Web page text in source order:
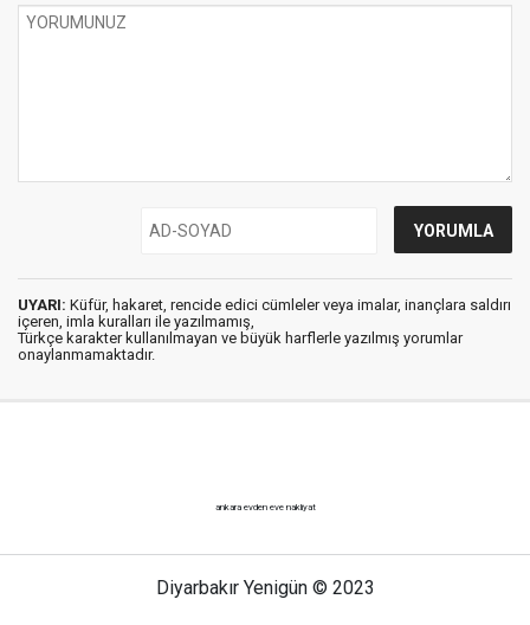
UYARI: Küfür, hakaret, rencide edici cümleler veya imalar, inançlara saldırı
içeren, imla kuralları ile yazılmamış,
Türkçe karakter kullanılmayan ve büyük harflerle yazılmış yorumlar
onaylanmamaktadır.
ankara evden eve nakliyat
Diyarbakır Yenigün © 2023